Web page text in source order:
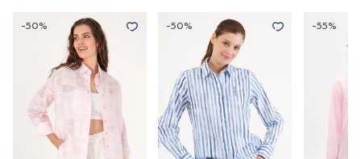
-50% -50% -55%